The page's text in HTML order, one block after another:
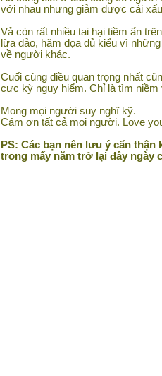
với nhau nhưng giảm được cái
Vả còn rất nhiều tai hại tiềm ẩn
lừa đảo, hăm dọa đủ kiểu vì
về người khác.
Cuối cùng điều quan trọng nhất
cực kỳ nguy hiểm. Chỉ là tìm niềm
Mong mọi người suy nghĩ kỹ.
Cám ơn tất cả mọi người. Love
PS: Các bạn nên lưu ý cẩn
trong mấy năm trở lại đây ngày